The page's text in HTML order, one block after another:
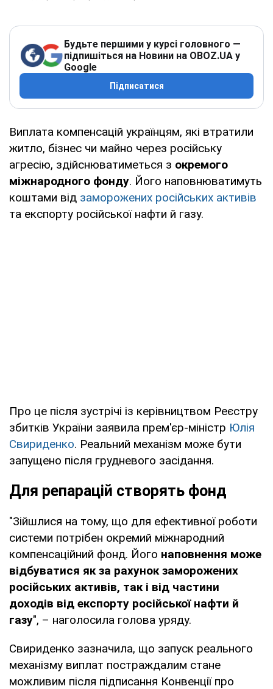
Будьте першими у курсі головного —
підпишіться на Новини на OBOZ.UA у
Google
Підписатися
Виплата компенсацій українцям, які втратили
житло, бізнес чи майно через російську
агресію, здійснюватиметься з окремого
міжнародного фонду. Його наповнюватимуть
коштами від заморожених російських активів
та експорту російської нафти й газу.
Про це після зустрічі із керівництвом Реєстру
збитків України заявила прем'єр-міністр Юлія
Свириденко. Реальний механізм може бути
запущено після грудневого засідання.
Для репарацій створять фонд
"Зійшлися на тому, що для ефективної роботи
системи потрібен окремий міжнародний
компенсаційний фонд. Його наповнення може
відбуватися як за рахунок заморожених
російських активів, так і від частини
доходів від експорту російської нафти й
газу", – наголосила голова уряду.
Свириденко зазначила, що запуск реального
механізму виплат постраждалим стане
можливим після підписання Конвенції про